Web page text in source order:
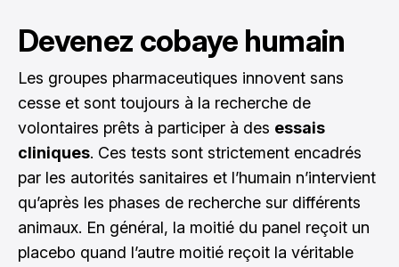
Devenez cobaye humain
Les groupes pharmaceutiques innovent sans
cesse et sont toujours à la recherche de
volontaires prêts à participer à des essais
cliniques. Ces tests sont strictement encadrés
par les autorités sanitaires et l’humain n’intervient
qu’après les phases de recherche sur différents
animaux. En général, la moitié du panel reçoit un
placebo quand l’autre moitié reçoit la véritable